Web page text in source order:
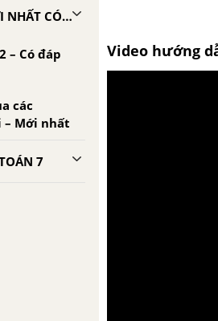
ĐỀ THI HỌC KÌ 2 MỚI NHẤT CÓ LỜI GIẢI
– Có đáp
các
Mới nhất
7
Video hướng